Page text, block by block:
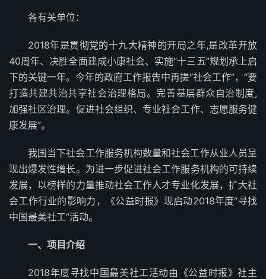
各有关单位：
2018年是贯彻党的十九大精神的开局之年,是改革开放
40周年、决胜全面建成小康社会、实施“十三五”规划承上启
下的关键一年。今年的政府工作报告中再提“社会工作”，“要
打造共建共治共享社会治理格局。完善基层群众自治制度,
加强社区治理。促进社会组织、专业社会工作、志愿服务健
康发展”。
我国当下社会工作服务机构数量和社会工作从业人员呈
现出爆发性增长。为进一步促进社会工作服务机构的可持续
发展，以榜样的力量推动社会工作人才专业化发展，扩大社
会工作行业的影响力，《公益时报》现启动2018年度“寻找
中国最美社工”活动。
一、项目介绍
2018年度寻找中国最美社工活动由《公益时报》社主